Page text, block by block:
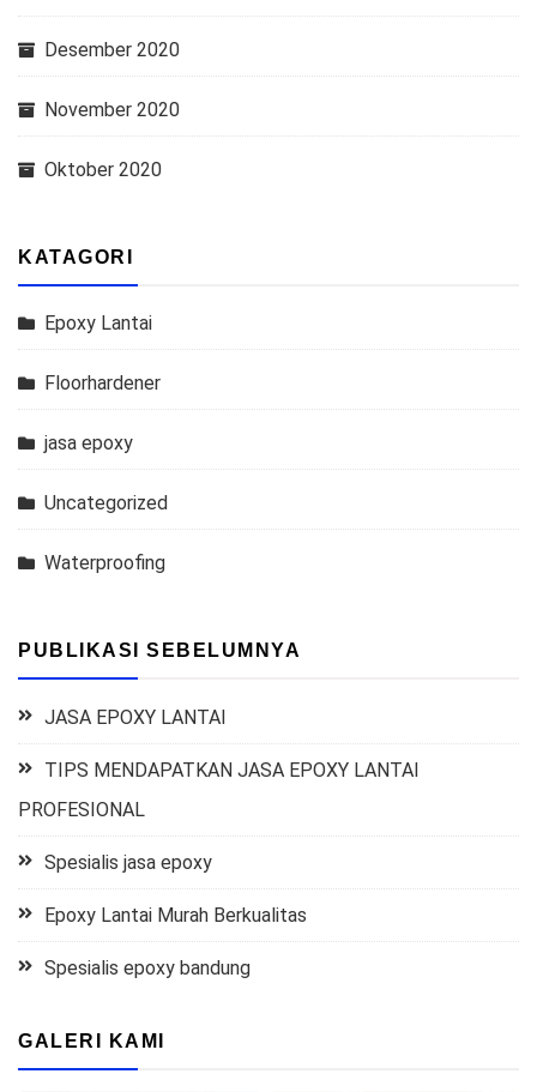
Desember 2020
November 2020
Oktober 2020
KATAGORI
Epoxy Lantai
Floorhardener
jasa epoxy
Uncategorized
Waterproofing
PUBLIKASI SEBELUMNYA
JASA EPOXY LANTAI
TIPS MENDAPATKAN JASA EPOXY LANTAI
PROFESIONAL
Spesialis jasa epoxy
Epoxy Lantai Murah Berkualitas
Spesialis epoxy bandung
GALERI KAMI